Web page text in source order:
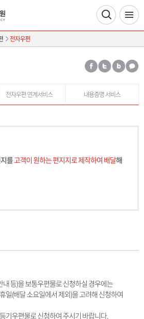
전자우편
전자우편 연계서비스 내용증명 서비스
를고객이 원하는 편지지로 제작하여 배달해
등)을 보통우편물로 신청하실 경우에는
일(배달 소요일에서 제외)을 고려해 신청하여
기우편물로 신청하여 주시기 바랍니다.